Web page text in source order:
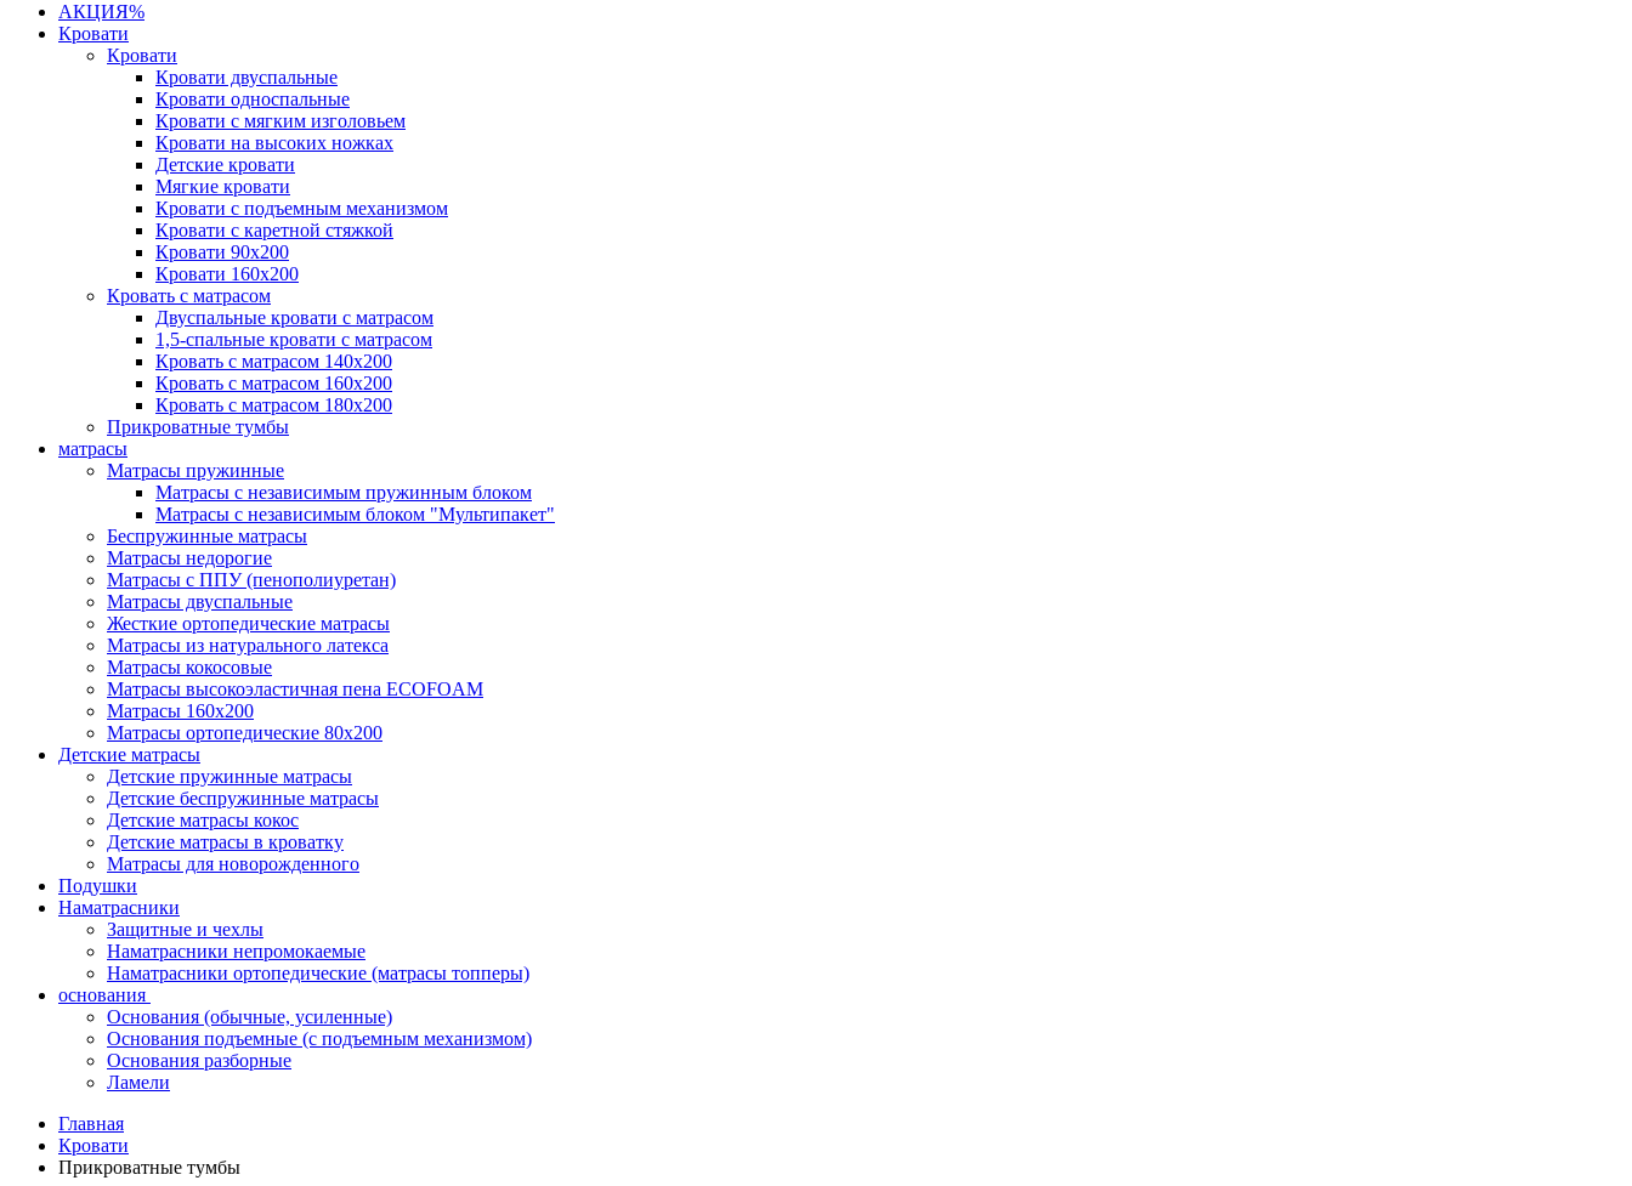
АКЦИЯ%
Кровати
Кровати
Кровати двуспальные
Кровати односпальные
Кровати с мягким изголовьем
Кровати на высоких ножках
Детские кровати
Мягкие кровати
Кровати с подъемным механизмом
Кровати с каретной стяжкой
Кровати 90х200
Кровати 160х200
Кровать с матрасом
Двуспальные кровати с матрасом
1,5-спальные кровати с матрасом
Кровать с матрасом 140х200
Кровать с матрасом 160х200
Кровать с матрасом 180х200
Прикроватные тумбы
матрасы
Матрасы пружинные
Матрасы с независимым пружинным блоком
Матрасы с независимым блоком "Мультипакет"
Беспружинные матрасы
Матрасы недорогие
Матрасы с ППУ (пенополиуретан)
Матрасы двуспальные
Жесткие ортопедические матрасы
Матрасы из натурального латекса
Матрасы кокосовые
Матрасы высокоэластичная пена ECOFOAM
Матрасы 160х200
Матрасы ортопедические 80х200
Детские матрасы
Детские пружинные матрасы
Детские беспружинные матрасы
Детские матрасы кокос
Детские матрасы в кроватку
Матрасы для новорожденного
Подушки
Наматрасники
Защитные и чехлы
Наматрасники непромокаемые
Наматрасники ортопедические (матрасы топперы)
основания
Основания (обычные, усиленные)
Основания подъемные (с подъемным механизмом)
Основания разборные
Ламели
Главная
Кровати
Прикроватные тумбы